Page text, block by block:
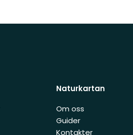
Naturkartan
Om oss
Guider
Kontakter